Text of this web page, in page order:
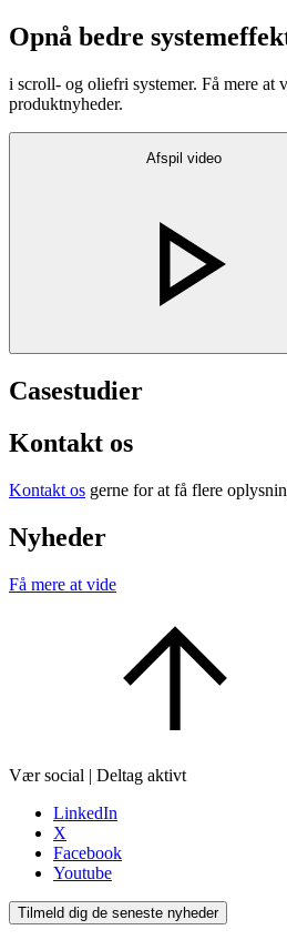
Opnå bedre
i scroll- og oliefri systemer. Få mere at
produktnyheder.
Afspil video
Casestudier
Kontakt os
Kontakt os gerne for at få flere
Nyheder
Få mere at vide
Vær social | Deltag aktivt
LinkedIn
X
Facebook
Youtube
Tilmeld dig de seneste nyheder